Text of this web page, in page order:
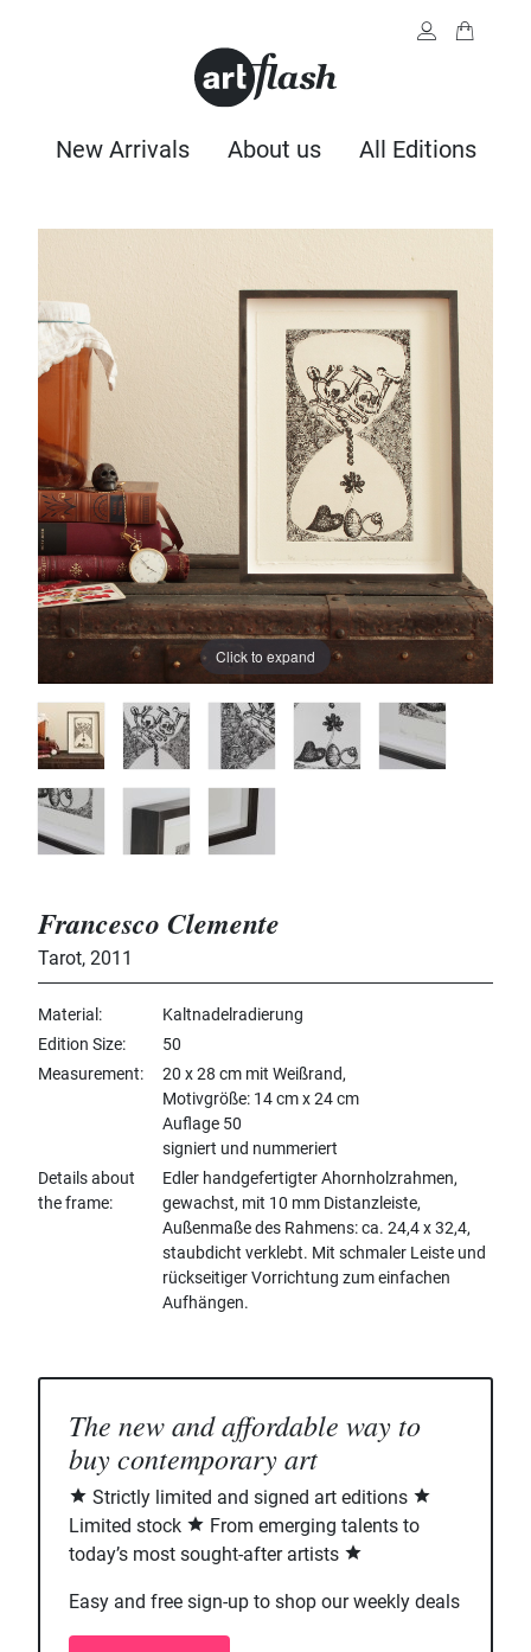
New Arrivals About us All Editions
Click to expand
Francesco Clemente
Tarot, 2011
Material
Kaltnadelradierung
Edition Size
50
Measurement
20 x 28 cm mit Weißrand,
Motivgröße: 14 cm x 24 cm
Auflage 50
signiert und nummeriert
Details about
the frame
Edler handgefertigter Ahornholzrahmen,
gewachst, mit 10 mm Distanzleiste,
Außenmaße des Rahmens: ca. 24,4 x 32,4,
staubdicht verklebt. Mit schmaler Leiste und
rückseitiger Vorrichtung zum einfachen
Aufhängen.
The new and affordable way to
buy contemporary art
Strictly limited and signed art editions
Limited stock
From emerging talents to
today’s most sought-after artists
Easy and free sign-up to shop our weekly deals